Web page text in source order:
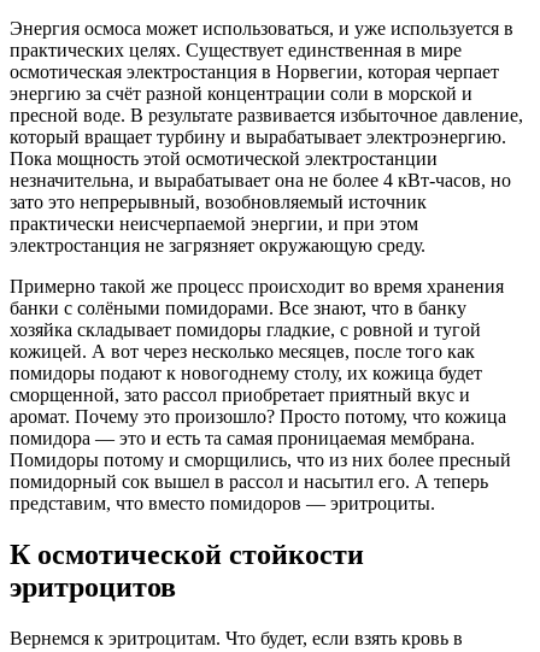
Энергия осмоса может использоваться, и уже используется в
практических целях. Существует единственная в мире
осмотическая электростанция в Норвегии, которая черпает
энергию за счёт разной концентрации соли в морской и
пресной воде. В результате развивается избыточное давление,
который вращает турбину и вырабатывает электроэнергию.
Пока мощность этой осмотической электростанции
незначительна, и вырабатывает она не более 4 кВт-часов, но
зато это непрерывный, возобновляемый источник
практически неисчерпаемой энергии, и при этом
электростанция не загрязняет окружающую среду.
Примерно такой же процесс происходит во время хранения
банки с солёными помидорами. Все знают, что в банку
хозяйка складывает помидоры гладкие, с ровной и тугой
кожицей. А вот через несколько месяцев, после того как
помидоры подают к новогоднему столу, их кожица будет
сморщенной, зато рассол приобретает приятный вкус и
аромат. Почему это произошло? Просто потому, что кожица
помидора — это и есть та самая проницаемая мембрана.
Помидоры потому и сморщились, что из них более пресный
помидорный сок вышел в рассол и насытил его. А теперь
представим, что вместо помидоров — эритроциты.
К осмотической стойкости
эритроцитов
Вернемся к эритроцитам. Что будет, если взять кровь в